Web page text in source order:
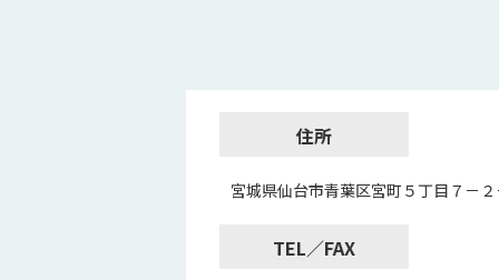
住所
宮城県仙台市青葉区宮町５丁目７－
TEL／FAX